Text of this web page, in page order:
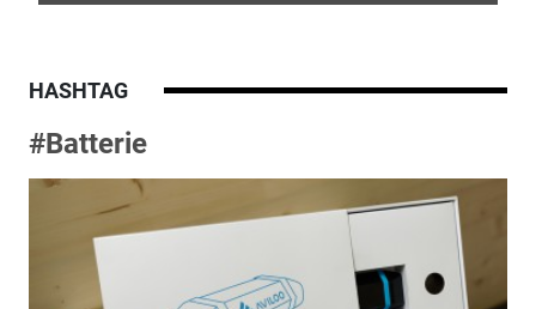
HASHTAG
#Batterie